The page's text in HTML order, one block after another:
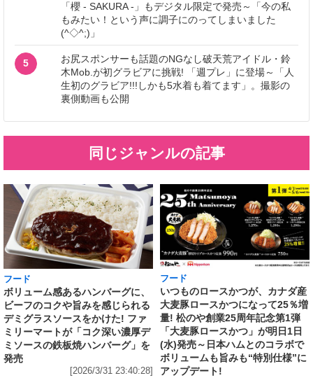
「櫻 - SAKURA -」もデジタル限定で発売～「今の私
もみたい！という声に調子にのってしまいました
(^◇^;)」
5
お尻スポンサーも話題のNGなし破天荒アイドル・鈴
木Mob.が初グラビアに挑戦! 「週プレ」に登場～「人
生初のグラビア!!!しかも5水着も着てます」。撮影の
裏側動画も公開
同じジャンルの記事
フード
ボリューム感あるハンバーグに、
ビーフのコクや旨みを感じられる
デミグラスソースをかけた! ファ
ミリーマートが「コク深い濃厚デ
ミソースの鉄板焼ハンバーグ」を
発売
[2026/3/31 23:40:28]
フード
いつものロースかつが、カナダ産
大麦豚ロースかつになって25％増
量! 松のや創業25周年記念第1弾
「大麦豚ロースかつ」が明日1日
(水)発売～日本ハムとのコラボで
ボリュームも旨みも“特別仕様”に
アップデート!